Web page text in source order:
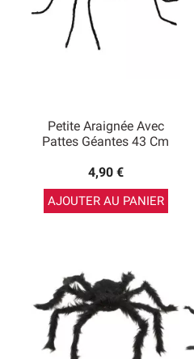
Petite Araignée Avec
Pattes Géantes 43 Cm
4,90 €
AJOUTER AU PANIER